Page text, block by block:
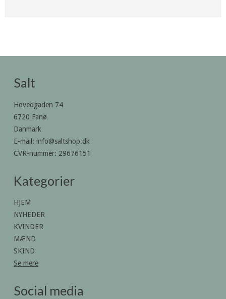
Salt
Hovedgaden 74
6720 Fanø
Danmark
E-mail : info@saltshop.dk
CVR-nummer: 29676151
Kategorier
HJEM
NYHEDER
KVINDER
MÆND
SKIND
Se mere
Social media